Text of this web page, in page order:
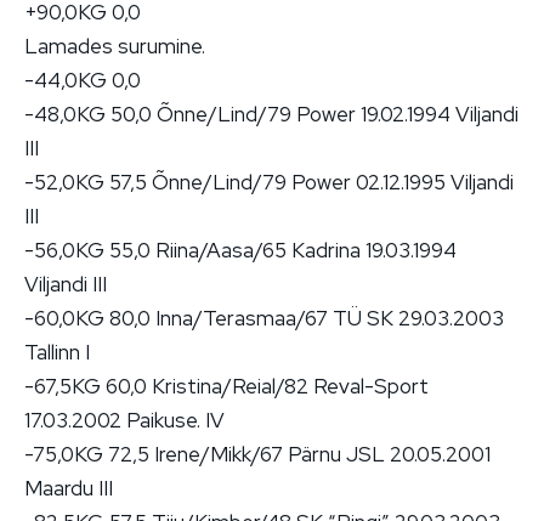
+90,0KG 0,0
Lamades surumine.
-44,0KG 0,0
-48,0KG 50,0 Õnne/Lind/79 Power 19.02.1994 Viljandi
III
-52,0KG 57,5 Õnne/Lind/79 Power 02.12.1995 Viljandi
III
-56,0KG 55,0 Riina/Aasa/65 Kadrina 19.03.1994
Viljandi III
-60,0KG 80,0 Inna/Terasmaa/67 TÜ SK 29.03.2003
Tallinn I
-67,5KG 60,0 Kristina/Reial/82 Reval-Sport
17.03.2002 Paikuse. IV
-75,0KG 72,5 Irene/Mikk/67 Pärnu JSL 20.05.2001
Maardu III